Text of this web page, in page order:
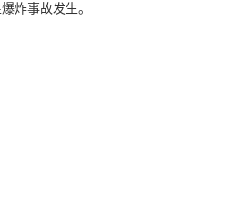
炸事故发生。